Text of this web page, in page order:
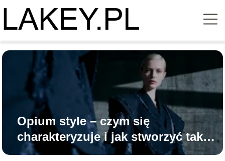
Opium style – czym się
charakteryzuje i jak stworzyć taką
stylizację?